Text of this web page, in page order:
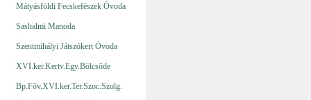
Mátyásföldi Fecskefészek Óvoda
Sashalmi Manoda
Szentmihályi Játszókert Óvoda
XVI.ker.Kertv.Egy.Bölcsőde
Bp.Főv.XVI.ker.Ter.Szoc.Szolg.